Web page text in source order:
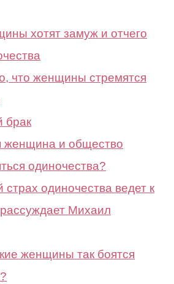
хотят замуж и отчего
что женщины стремятся
брак
женщина и общество
одиночества?
страх одиночества ведет к
Михаил
женщины так боятся